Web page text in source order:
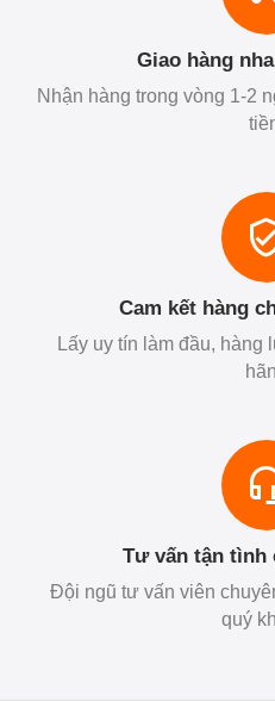
Giao hàng
Nhận hàng trong vòng 1-2
Cam kết hàng
Lấy uy tín làm đầu, hàng
Tư vấn tận tình
Đội ngũ tư vấn viên
quý